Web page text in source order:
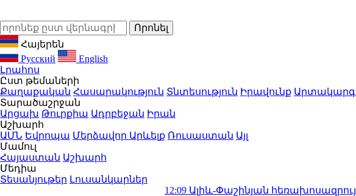
Հայերեն
Русский
English
Լրահոս
Ըստ թեմաների
Քաղաքական Հասարակություն Տնտեսություն Իրավունք
Տարածաշրջան
Արցախ Թուրքիա Ադրբեջան Իրան
Աշխարհ
ԱՄՆ Եվրոպա Մերձավոր Արևելք Ռուսաստան Այլ
Մամուլ
Հայաստան Աշխարհ
Մեդիա
Տեսանյութեր Լուսանկարներ
Ալիև-Փաշինյան հեռախոսազրույց․